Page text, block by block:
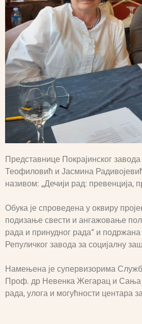
Представнице Покрајинског
Теофиловић и Јасмина
називом: „Дечији рад: превенција,
Обука је спроведена у оквиру
подизање свести и ангажовање
рада и принудног рада“ и подржана
Репуличког завода за социјалну
Намењена је супервизорима
Проф. др Невенка Жегарац и Сања
рада, улога и могућности центара